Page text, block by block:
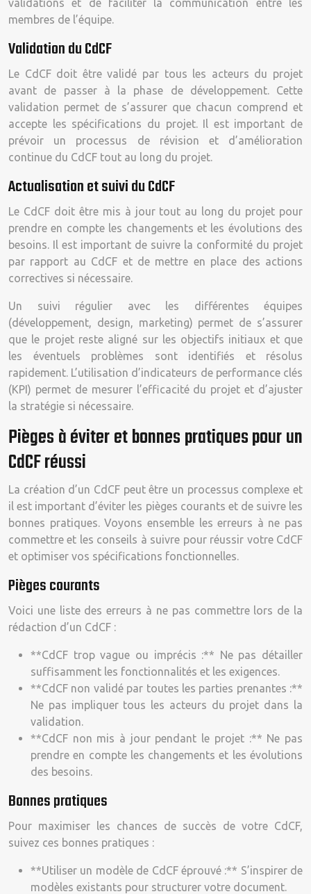
validations et de faciliter la communication entre les
membres de l’équipe.
Validation du CdCF
Le CdCF doit être validé par tous les acteurs du projet
avant de passer à la phase de développement. Cette
validation permet de s’assurer que chacun comprend et
accepte les spécifications du projet. Il est important de
prévoir un processus de révision et d’amélioration
continue du CdCF tout au long du projet.
Actualisation et suivi du CdCF
Le CdCF doit être mis à jour tout au long du projet pour
prendre en compte les changements et les évolutions des
besoins. Il est important de suivre la conformité du projet
par rapport au CdCF et de mettre en place des actions
correctives si nécessaire.
Un suivi régulier avec les différentes équipes
(développement, design, marketing) permet de s’assurer
que le projet reste aligné sur les objectifs initiaux et que
les éventuels problèmes sont identifiés et résolus
rapidement. L’utilisation d’indicateurs de performance clés
(KPI) permet de mesurer l’efficacité du projet et d’ajuster
la stratégie si nécessaire.
Pièges à éviter et bonnes pratiques pour un
CdCF réussi
La création d’un CdCF peut être un processus complexe et
il est important d’éviter les pièges courants et de suivre les
bonnes pratiques. Voyons ensemble les erreurs à ne pas
commettre et les conseils à suivre pour réussir votre CdCF
et optimiser vos spécifications fonctionnelles.
Pièges courants
Voici une liste des erreurs à ne pas commettre lors de la
rédaction d’un CdCF :
**CdCF trop vague ou imprécis :** Ne pas détailler
suffisamment les fonctionnalités et les exigences.
**CdCF non validé par toutes les parties prenantes :**
Ne pas impliquer tous les acteurs du projet dans la
validation.
**CdCF non mis à jour pendant le projet :** Ne pas
prendre en compte les changements et les évolutions
des besoins.
Bonnes pratiques
Pour maximiser les chances de succès de votre CdCF,
suivez ces bonnes pratiques :
**Utiliser un modèle de CdCF éprouvé :** S’inspirer de
modèles existants pour structurer votre document.